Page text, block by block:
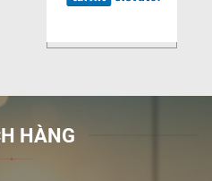
HÀNG